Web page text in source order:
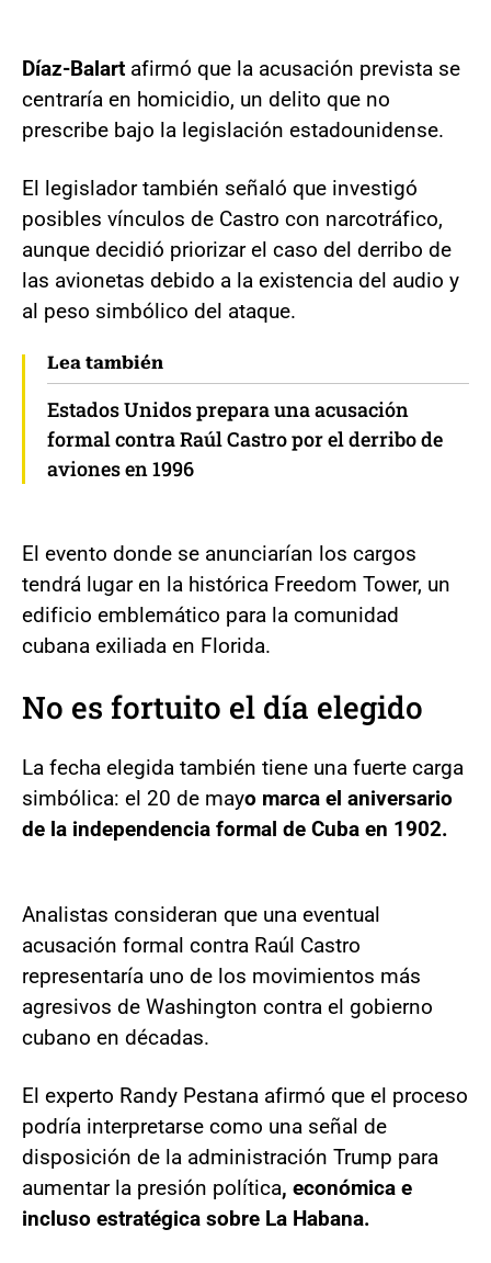
Díaz-Balart afirmó que la acusación prevista se
centraría en homicidio, un delito que no
prescribe bajo la legislación estadounidense.
El legislador también señaló que investigó
posibles vínculos de Castro con narcotráfico,
aunque decidió priorizar el caso del derribo de
las avionetas debido a la existencia del audio y
al peso simbólico del ataque.
Lea también
Estados Unidos prepara una acusación
formal contra Raúl Castro por el derribo de
aviones en 1996
El evento donde se anunciarían los cargos
tendrá lugar en la histórica Freedom Tower, un
edificio emblemático para la comunidad
cubana exiliada en Florida.
No es fortuito el día elegido
La fecha elegida también tiene una fuerte carga
simbólica: el 20 de mayo marca el aniversario
de la independencia formal de Cuba en 1902.
Analistas consideran que una eventual
acusación formal contra Raúl Castro
representaría uno de los movimientos más
agresivos de Washington contra el gobierno
cubano en décadas.
El experto Randy Pestana afirmó que el proceso
podría interpretarse como una señal de
disposición de la administración Trump para
aumentar la presión política, económica e
incluso estratégica sobre La Habana.